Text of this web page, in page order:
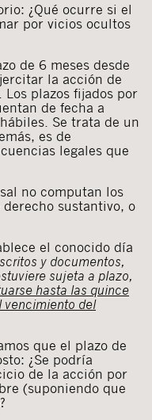
¿Qué ocurre si el
por vicios ocultos
de 6 meses desde
la acción de
plazos fijados por
de fecha a
Se trata de un
es de
legales que
no computan los
sustantivo, o
el conocido día
y documentos,
sujeta a plazo,
hasta las quince
vencimiento del
que el plazo de
¿Se podría
de la acción por
(suponiendo que